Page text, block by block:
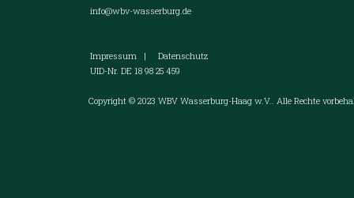
info@wbv-wasserburg.de
Impressum | Datenschutz
UID-Nr. DE 18 98 25 459
Copyright © 2023 WBV Wasserburg-Haag w.V.. Alle Rechte